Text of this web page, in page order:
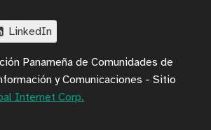
LinkedIn
Panameña de Comunidades de
y Comunicaciones - Sitio
Internet Corp.